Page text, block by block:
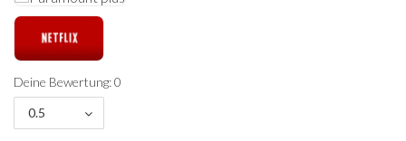
Deine Bewertung: 0
0.5